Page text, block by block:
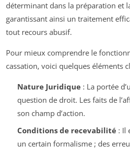
déterminant dans la préparation et
garantissant ainsi un traitement
tout recours abusif.
Pour mieux comprendre le
cassation, voici quelques éléments
Nature Juridique: La portée
question de droit. Les faits de
son champ d’action.
Conditions de recevabilité: Il
un certain formalisme ; des